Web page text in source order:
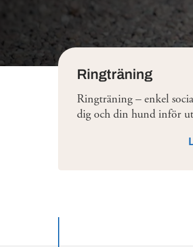
Tjänster
Ringträning
Ringträning – enkel
dig och din hund inför